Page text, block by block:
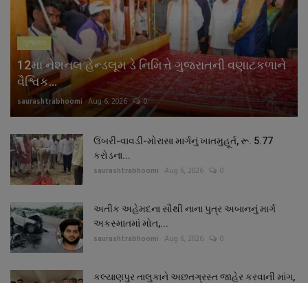
ગુજરાત
12મા નેશનલ હેન્ડલૂમ ડે નિમિત્તે ગુજરાતની વણાટકળાને
વૈશ્વિક...
saurashtrabhoomi Aug 6, 2026 0
ઉંબરી-વાવડી-મોરાસા માર્ગનું ખાતમુહૂર્ત, રૂ. 5.77
કરોડના...
saurashtrabhoomi Aug 6, 2026 0
અતીક અહેમદના સૌથી નાના પુત્ર અબાનનું માર્ગ
અકસ્માતમાં મોત,...
saurashtrabhoomi Aug 6, 2026 0
કલ્યાણપુર તાલુકાને અછતગ્રસ્ત જાહેર કરવાની માંગ,